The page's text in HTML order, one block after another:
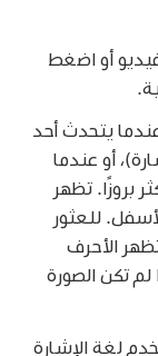
أو اضغط
يتحدث أحد
أو عندما
بروزًا. تظهر
للعثور
الأحرف
لم تكن الصورة
لغة الإشارة